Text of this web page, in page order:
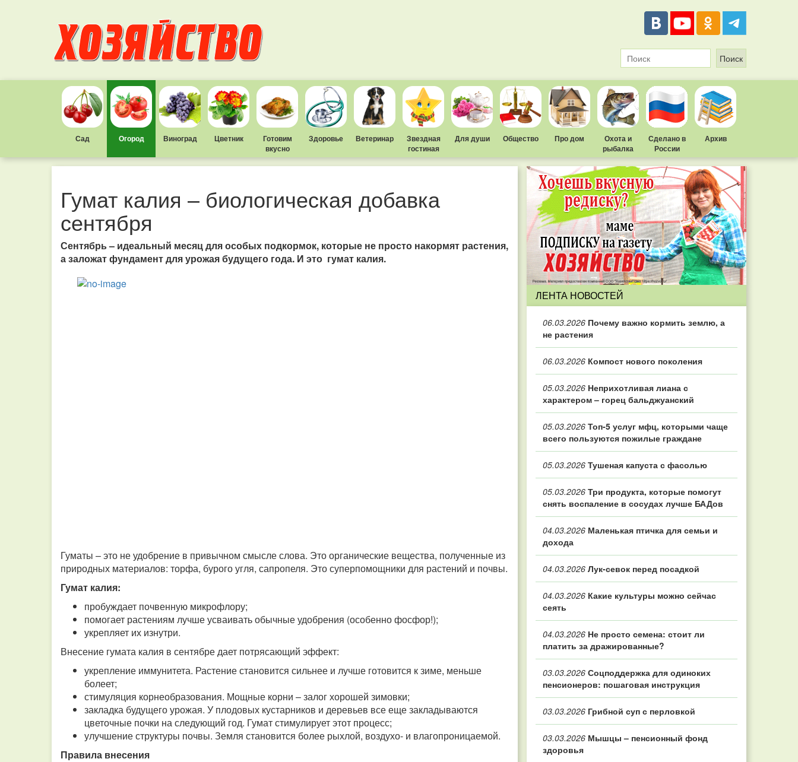
Сад Огород Виноград Цветник
Готовим
вкусно
Здоровье Ветеринар
Звездная
гостиная
Для души Общество Про дом
Охота и
рыбалка
Сделано в
России
Архив
Гумат калия – биологическая добавка
сентября
Сентябрь – идеальный месяц для особых подкормок, которые не просто накормят растения,
а заложат фундамент для урожая будущего года. И это гумат калия.
Гуматы – это не удобрение в привычном смысле слова. Это органические вещества, полученные из
природных материалов: торфа, бурого угля, сапропеля. Это суперпомощники для растений и почвы.
Гумат калия:
пробуждает почвенную микрофлору;
помогает растениям лучше усваивать обычные удобрения (особенно фосфор!);
укрепляет их изнутри.
Внесение гумата калия в сентябре дает потрясающий эффект:
укрепление иммунитета. Растение становится сильнее и лучше готовится к зиме, меньше
болеет;
стимуляция корнеобразования. Мощные корни – залог хорошей зимовки;
закладка будущего урожая. У плодовых кустарников и деревьев все еще закладываются
цветочные почки на следующий год. Гумат стимулирует этот процесс;
улучшение структуры почвы. Земля становится более рыхлой, воздухо- и влагопроницаемой.
Правила внесения
ЛЕНТА НОВОСТЕЙ
06.03.2026 Почему важно кормить землю, а
не растения
06.03.2026 Компост нового поколения
05.03.2026 Неприхотливая лиана с
характером – горец бальджуанский
05.03.2026 Топ‑5 услуг мфц, которыми чаще
всего пользуются пожилые граждане
05.03.2026 Тушеная капуста с фасолью
05.03.2026 Три продукта, которые помогут
снять воспаление в сосудах лучше БАДов
04.03.2026 Маленькая птичка для семьи и
дохода
04.03.2026 Лук-севок перед посадкой
04.03.2026 Какие культуры можно сейчас
сеять
04.03.2026 Не просто семена: стоит ли
платить за дражированные?
03.03.2026 Соцподдержка для одиноких
пенсионеров: пошаговая инструкция
03.03.2026 Грибной суп с перловкой
03.03.2026 Мышцы – пенсионный фонд
здоровья